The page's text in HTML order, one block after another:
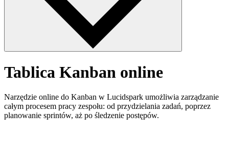
Tablica Kanban online
Narzędzie online do Kanban w Lucidspark umożliwia zarządzanie
całym procesem pracy zespołu: od przydzielania zadań, poprzez
planowanie sprintów, aż po śledzenie postępów.